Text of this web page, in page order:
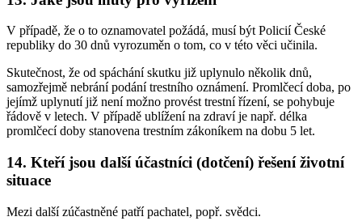
V případě, že o to oznamovatel požádá, musí být Policií České
republiky do 30 dnů vyrozuměn o tom, co v této věci učinila.
Skutečnost, že od spáchání skutku již uplynulo několik dnů,
samozřejmě nebrání podání trestního oznámení. Promlčecí doba, po
jejímž uplynutí již není možno provést trestní řízení, se pohybuje
řádově v letech. V případě ublížení na zdraví je např. délka
promlčecí doby stanovena trestním zákoníkem na dobu 5 let.
14. Kteří jsou další účastníci (dotčení) řešení životní
situace
Mezi další zúčastněné patří pachatel, popř. svědci.